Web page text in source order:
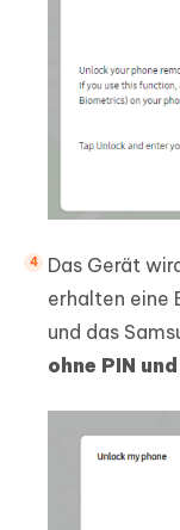
Das Gerät
erhalten eine
und das
ohne PIN